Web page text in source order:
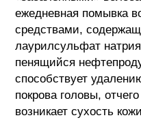
ежедневная помывка
средствами,
лаурилсульфат
пенящийся
способствует
покрова головы,
возникает сухость